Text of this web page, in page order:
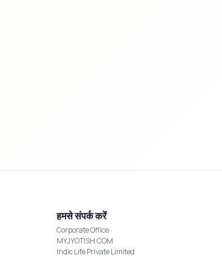
हमसे संपर्क करें
Corporate Office
MYJYOTISH.COM
Indic Life Private Limited